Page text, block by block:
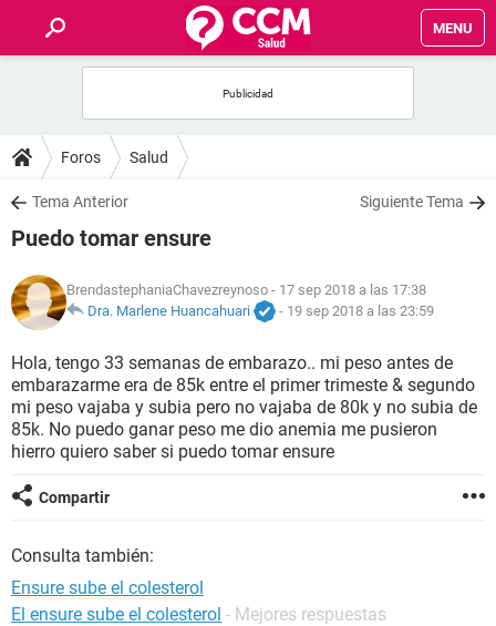
MENU
FOROS
SALUD
NUTRICIÓN
BIENESTAR
SEXUALIDAD
GLOSARIO
Foros Salud
Tema Anterior Siguiente Tema
Puedo tomar ensure
BrendastephaniaChavezreynoso - 17 sep 2018 a las 17:38
Dra. Marlene Huancahuari
- 19 sep 2018 a las 23:59
Hola, tengo 33 semanas de embarazo.. mi peso antes de
embarazarme era de 85k entre el primer trimeste & segundo
mi peso vajaba y subia pero no vajaba de 80k y no subia de
85k. No puedo ganar peso me dio anemia me pusieron
hierro quiero saber si puedo tomar ensure
Compartir
Consulta también:
Ensure sube el colesterol
El ensure sube el colesterol - Mejores respuestas